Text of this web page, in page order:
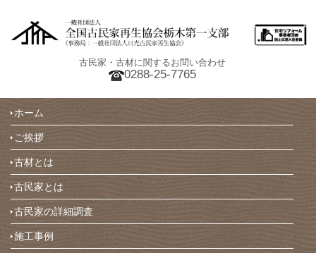
古民家・古材に関するお問い合わせ
0288-25-7765
ホーム
ご挨拶
古材とは
古民家とは
古民家の詳細調査
施工事例